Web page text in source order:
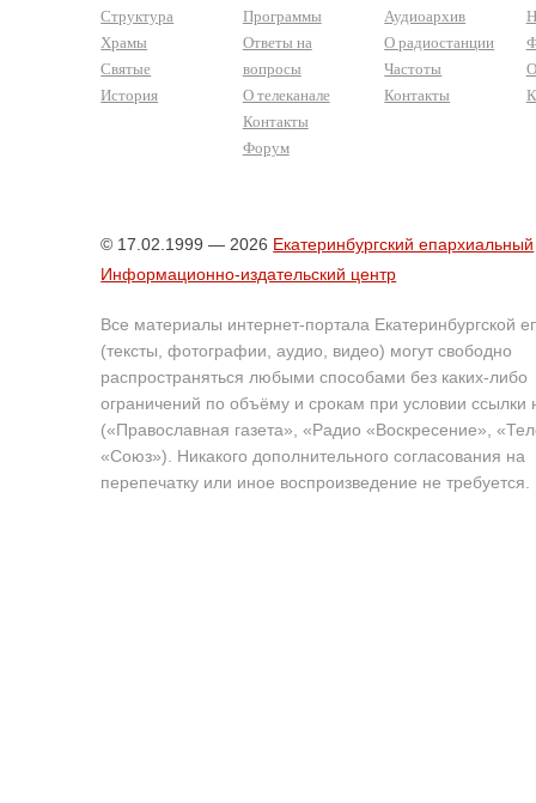
Структура
Храмы
Святые
История
Программы
Ответы на
вопросы
О телеканале
Контакты
Форум
Аудиоархив
О радиостанции
Частоты
Контакты
© 17.02.1999 — 2026 Екатеринбургский епархиальный
Информационно-издательский центр
Все материалы интернет-портала Екатеринбургской
(тексты, фотографии, аудио, видео) могут свободно
распространяться любыми способами без каких-либо
ограничений по объёму и срокам при условии ссылки
(«Православная газета», «Радио «Воскресение»,
«Союз»). Никакого дополнительного согласования на
перепечатку или иное воспроизведение не требуется.